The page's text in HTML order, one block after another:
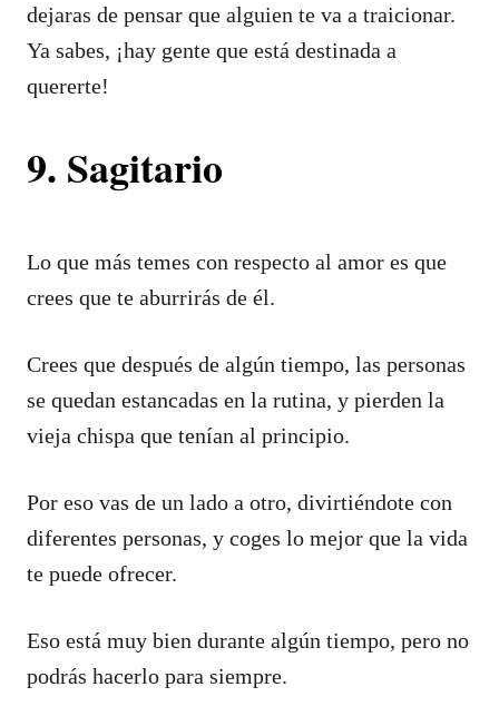
dejaras de pensar que alguien te va a traicionar.
Ya sabes, ¡hay gente que está destinada a
quererte!
9. Sagitario
Lo que más temes con respecto al amor es que
crees que te aburrirás de él.
Crees que después de algún tiempo, las personas
se quedan estancadas en la rutina, y pierden la
vieja chispa que tenían al principio.
Por eso vas de un lado a otro, divirtiéndote con
diferentes personas, y coges lo mejor que la vida
te puede ofrecer.
Eso está muy bien durante algún tiempo, pero no
podrás hacerlo para siempre.